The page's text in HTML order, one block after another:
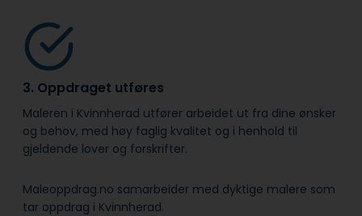
3. Oppdraget utføres
Maleren i Kvinnherad utfører arbeidet ut fra dine ønsker
og behov, med høy faglig kvalitet og i henhold til
gjeldende lover og forskrifter.
Maleoppdrag.no samarbeider med dyktige malere som
tar oppdrag i Kvinnherad.